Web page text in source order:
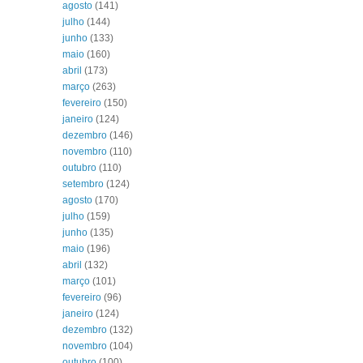
agosto (141)
julho (144)
junho (133)
maio (160)
abril (173)
março (263)
fevereiro (150)
janeiro (124)
dezembro (146)
novembro (110)
outubro (110)
setembro (124)
agosto (170)
julho (159)
junho (135)
maio (196)
abril (132)
março (101)
fevereiro (96)
janeiro (124)
dezembro (132)
novembro (104)